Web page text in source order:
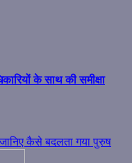
के साथ की समीक्षा
कैसे बदलता गया पुरुष